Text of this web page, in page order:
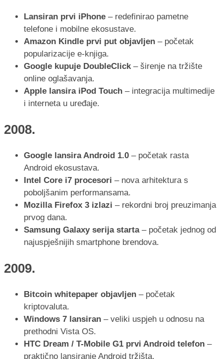
Lansiran prvi iPhone – redefinirao pametne
telefone i mobilne ekosustave.
Amazon Kindle prvi put objavljen – početak
popularizacije e-knjiga.
Google kupuje DoubleClick – širenje na tržište
online oglašavanja.
Apple lansira iPod Touch – integracija multimedije
i interneta u uređaje.
2008.
Google lansira Android 1.0 – početak rasta
Android ekosustava.
Intel Core i7 procesori – nova arhitektura s
poboljšanim performansama.
Mozilla Firefox 3 izlazi – rekordni broj preuzimanja
prvog dana.
Samsung Galaxy serija starta– početak jednog od
najuspješnijih smartphone brendova.
2009.
Bitcoin whitepaper objavljen – početak
kriptovaluta.
Windows 7 lansiran – veliki uspjeh u odnosu na
prethodni Vista OS.
HTC Dream / T-Mobile G1 prvi Android telefon –
praktično lansiranje Android tržišta.